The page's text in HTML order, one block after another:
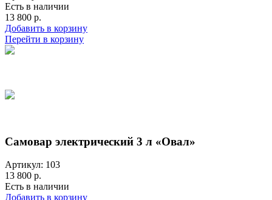
Есть в наличии
13 800 р.
Добавить в корзину
Перейти в корзину
Самовар электрический 3 л «Овал»
Артикул: 103
13 800 р.
Есть в наличии
Добавить в корзину